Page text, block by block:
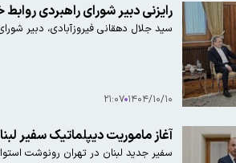
رایزنی دبیر شورای راهبردی
سید جلال دهقانی فیروزآبادی، دبیر
۱۴۰۴/۱۰/۱۰ ۲۱:۰۷
آغاز ماموریت دیپلماتیک سفیر
سفیر جدید لبنان در تهران رونوشت